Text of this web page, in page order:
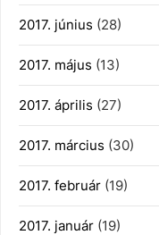
2017. június (28)
2017. május (13)
2017. április (27)
2017. március (30)
2017. február (19)
2017. január (19)